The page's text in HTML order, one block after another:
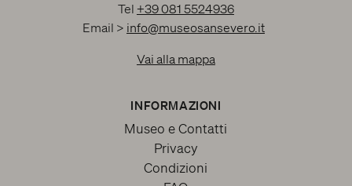
Tel +39 081 5524936
Email > info@museosansevero.it
Vai alla mappa
INFORMAZIONI
Museo e Contatti
Privacy
Condizioni